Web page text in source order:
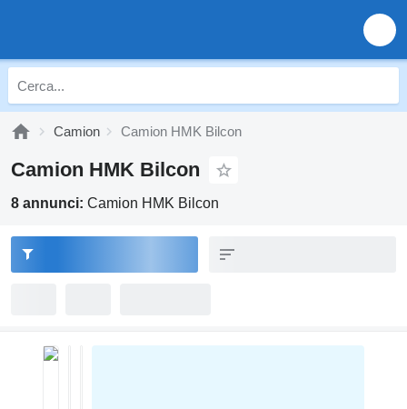
Camion Camion HMK Bilcon
Camion HMK Bilcon
8 annunci: Camion HMK Bilcon